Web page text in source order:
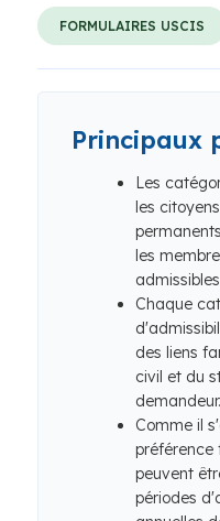
FORMULAIRES USCIS
Principaux
Les
les
les
Chaque
des liens
civil et du
demandeur.
Comme il
préférence
peuvent
périodes